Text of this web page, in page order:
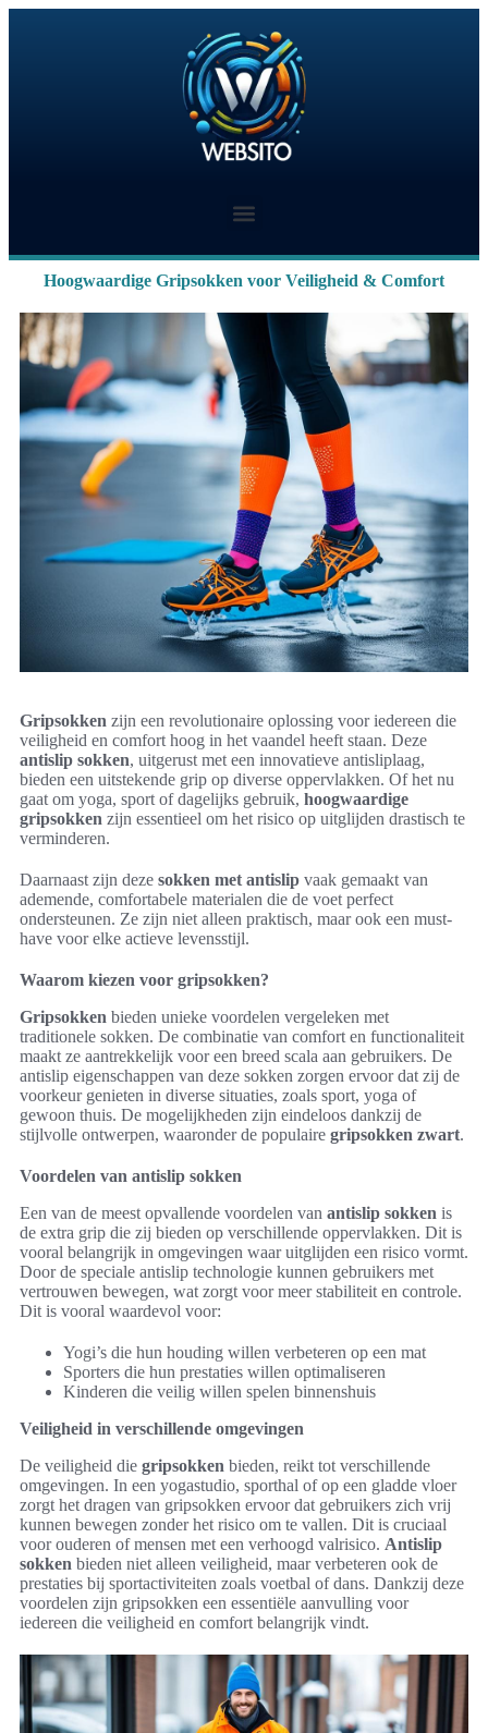
Hoogwaardige Gripsokken voor Veiligheid & Comfort
Gripsokken zijn een revolutionaire oplossing voor iedereen die
veiligheid en comfort hoog in het vaandel heeft staan. Deze
antislip sokken, uitgerust met een innovatieve antisliplaag,
bieden een uitstekende grip op diverse oppervlakken. Of het nu
gaat om yoga, sport of dagelijks gebruik, hoogwaardige
gripsokken zijn essentieel om het risico op uitglijden drastisch te
verminderen.
Daarnaast zijn deze sokken met antislip vaak gemaakt van
ademende, comfortabele materialen die de voet perfect
ondersteunen. Ze zijn niet alleen praktisch, maar ook een must-
have voor elke actieve levensstijl.
Waarom kiezen voor gripsokken?
Gripsokken bieden unieke voordelen vergeleken met
traditionele sokken. De combinatie van comfort en functionaliteit
maakt ze aantrekkelijk voor een breed scala aan gebruikers. De
antislip eigenschappen van deze sokken zorgen ervoor dat zij de
voorkeur genieten in diverse situaties, zoals sport, yoga of
gewoon thuis. De mogelijkheden zijn eindeloos dankzij de
stijlvolle ontwerpen, waaronder de populaire gripsokken zwart.
Voordelen van antislip sokken
Een van de meest opvallende voordelen van antislip sokken is
de extra grip die zij bieden op verschillende oppervlakken. Dit is
vooral belangrijk in omgevingen waar uitglijden een risico vormt.
Door de speciale antislip technologie kunnen gebruikers met
vertrouwen bewegen, wat zorgt voor meer stabiliteit en controle.
Dit is vooral waardevol voor:
Yogi’s die hun houding willen verbeteren op een mat
Sporters die hun prestaties willen optimaliseren
Kinderen die veilig willen spelen binnenshuis
Veiligheid in verschillende omgevingen
De veiligheid die gripsokken bieden, reikt tot verschillende
omgevingen. In een yogastudio, sporthal of op een gladde vloer
zorgt het dragen van gripsokken ervoor dat gebruikers zich vrij
kunnen bewegen zonder het risico om te vallen. Dit is cruciaal
voor ouderen of mensen met een verhoogd valrisico. Antislip
sokken bieden niet alleen veiligheid, maar verbeteren ook de
prestaties bij sportactiviteiten zoals voetbal of dans. Dankzij deze
voordelen zijn gripsokken een essentiële aanvulling voor
iedereen die veiligheid en comfort belangrijk vindt.